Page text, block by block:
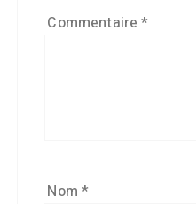
Commentaire*
Nom*